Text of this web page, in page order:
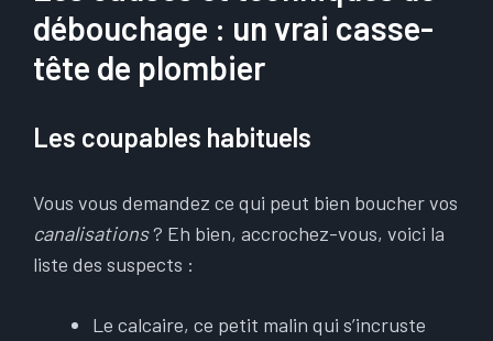
débouchage : un vrai casse-
tête de plombier
Les coupables habituels
Vous vous demandez ce qui peut bien boucher vos
canalisations? Eh bien, accrochez-vous, voici la
liste des suspects :
Le calcaire, ce petit malin qui s’incruste